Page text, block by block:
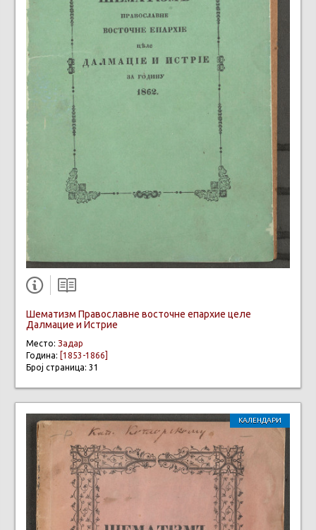
Шематизм Православне восточне епархие целе
Далмацие и Истрие
Место: Задар
Година:
[1853-1866]
Број страница: 31
КАЛЕНДАРИ